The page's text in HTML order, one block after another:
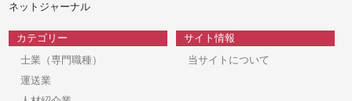
ネットジャーナル
カテゴリー
士業（専門職種）
運送業
サイト情報
当サイトについて